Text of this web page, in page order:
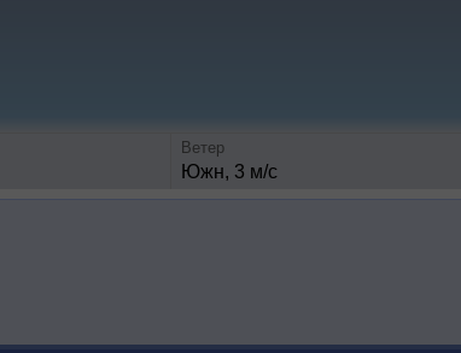
Ветер
Южн, 3 м/с